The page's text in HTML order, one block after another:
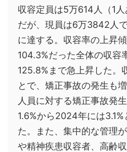
収容定員は5万614人（1人
だが、現員は6万3842人
に達する。収容率の上昇
104.3%だった全体の収容
125.8%まで急上昇した。
とで、矯正事故の発生も
人員に対する矯正事故発
1.6%から2024年には
た。また、集中的な管理
や精神疾患収容者、高齢